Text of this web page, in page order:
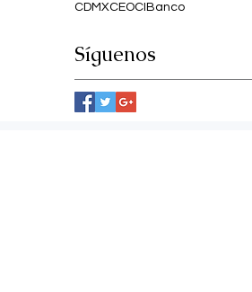
CDMXCEOCIBanco
Síguenos